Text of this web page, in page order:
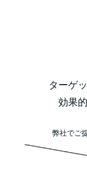
ターゲ
効果
弊社でご